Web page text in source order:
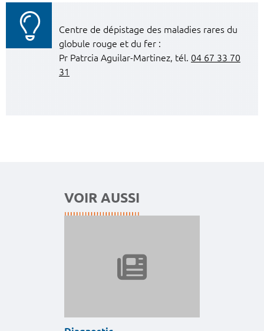
Centre de dépistage des maladies rares du
globule rouge et du fer :
Pr Patrcia Aguilar-Martinez, tél. 04 67 33 70
31
VOIR AUSSI